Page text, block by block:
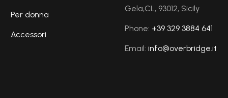
Per donna
Accessori
Gela,CL, 93012, Sicily
Phone: +39 329 3884 641
Email: info@overbridge.it